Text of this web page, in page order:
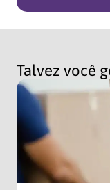
Talvez você